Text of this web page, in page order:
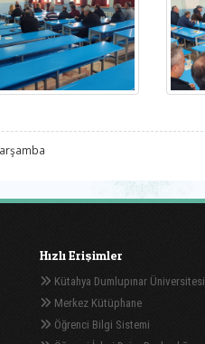
Hızlı Erişimler
Kütahya Dumlupınar Üniversitesi
Merkez Kütüphane
Öğrenci Bilgi Sistemi